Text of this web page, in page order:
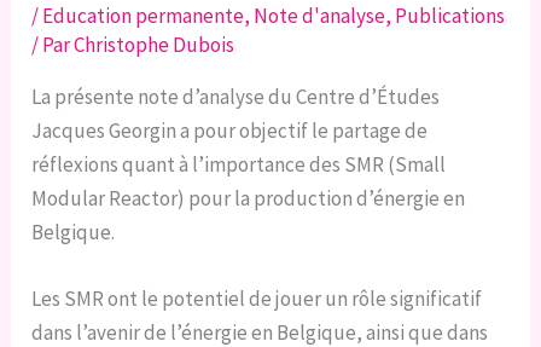
/Education permanente, Note d'analyse, Publications
/ ParChristophe Dubois
La présente note d’analyse du Centre d’Études
Jacques Georgin a pour objectif le partage de
réflexions quant à l’importance des SMR (Small
Modular Reactor) pour la production d’énergie en
Belgique.
Les SMR ont le potentiel de jouer un rôle significatif
dans l’avenir de l’énergie en Belgique, ainsi que dans